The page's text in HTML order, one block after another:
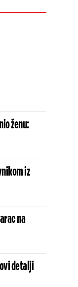
ženu:
iz
na
detalji